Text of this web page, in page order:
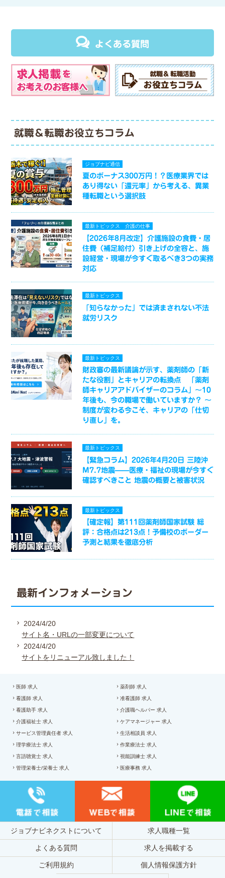
よくある質問
就職＆転職お役立ちコラム
ジョブナビ通信
夏のボーナス300万円！？医療業界では
あり得ない「還元率」から考える、異業
種転職という選択肢
最新トピックス 介護の仕事
【2026年8月改定】介護施設の食費・居
住費（補足給付）引き上げの全容と、施
設経営・現場が今すぐ取るべき3つの実務
対応
最新トピックス
「知らなかった」では済まされない不法
就労リスク
最新トピックス
財政審の最新議論が示す、薬剤師の「新
たな役割」とキャリアの転換点 「薬剤
師キャリアアドバイザーのコラム」～10
年後も、今の職場で働いていますか？ ～
制度が変わる今こそ、キャリアの「仕切
り直し」を。
最新トピックス
【緊急コラム】2026年4月20日 三陸沖
M7.7地震——医療・福祉の現場が今すぐ
確認すべきこと 地震の概要と被害状況
最新トピックス
【確定報】第111回薬剤師国家試験 総
評：合格点は213点！予備校のボーダー
予測と結果を徹底分析
最新インフォメーション
2024/4/20
サイト名・URLの一部変更について
2024/4/20
サイトをリニューアル致しました！
医師 求人 薬剤師 求人
看護師 求人 准看護師 求人
看護助手 求人 介護職ヘルパー 求人
介護福祉士 求人 ケアマネージャー 求人
サービス管理責任者 求人 生活相談員 求人
理学療法士 求人 作業療法士 求人
言語聴覚士 求人 視能訓練士 求人
管理栄養士/栄養士 求人 医療事務 求人
ジョブナビネクストについて 求人職種一覧
よくある質問 求人を掲載する
ご利用規約 個人情報保護方針